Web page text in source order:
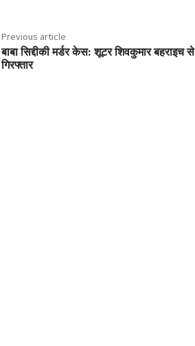
Previous article
बाबा सिद्दीकी मर्डर केस: शूटर शिवकुमार बहराइच से
गिरफ्तार